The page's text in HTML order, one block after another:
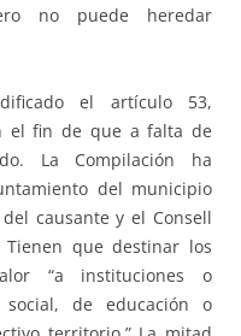
no puede heredar
el artículo 53,
el fin de que a falta de
La Compilación ha
del municipio
causante y el Consell
que destinar los
“a instituciones o
social, de educación o